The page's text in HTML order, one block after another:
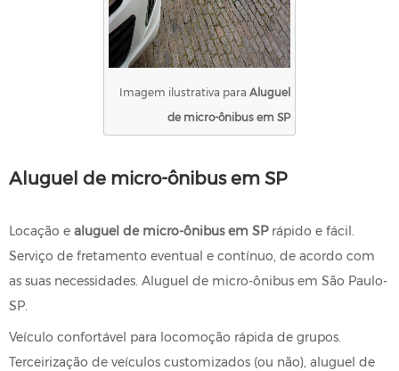
Imagem ilustrativa para Aluguel
de micro-ônibus em SP
Aluguel de micro-ônibus em SP
Locação e aluguel de micro-ônibus em SPrápido e fácil.
Serviço de fretamento eventual e contínuo, de acordo com
as suas necessidades. Aluguel de micro-ônibus em São Paulo-
SP.
Veículo confortável para locomoção rápida de grupos.
Terceirização de veículos customizados (ou não), aluguel de